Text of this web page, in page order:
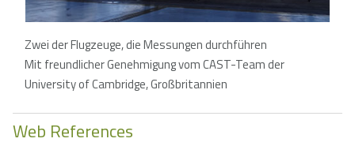
Zwei der Flugzeuge, die Messungen durchführen
Mit freundlicher Genehmigung vom CAST-Team der
University of Cambridge, Großbritannien
Web References